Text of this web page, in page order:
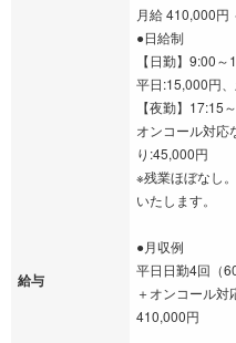
給与
月給 410,000円
●日給制
【日勤】9:00～
平日:15,000円
【夜勤】17:15
オンコール対応
り:45,000円
※残業ほぼなし
いたします。
●月収例
平日日勤4回（
＋オンコール
410,000円